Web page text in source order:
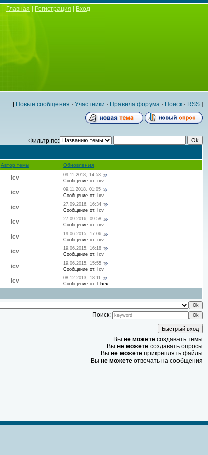
Главная Регистрация Вход
[ Новые сообщения · Участники · Правила форума · Поиск · RSS ]
Фильтр по:
Автор темы Обновления↓
icv
09.11.2018, 14:53
Сообщение от: icv
icv
09.11.2018, 01:05
Сообщение от: icv
icv
27.09.2016, 16:34
Сообщение от: icv
icv
27.09.2016, 09:58
Сообщение от: icv
icv
19.06.2015, 17:06
Сообщение от: icv
icv
19.06.2015, 16:18
Сообщение от: icv
icv
19.06.2015, 15:55
Сообщение от: icv
icv
08.12.2013, 18:11
Сообщение от: Lheu
Поиск:
Вы не можете создавать темы
Вы не можете создавать опросы
Вы не можете прикреплять файлы
Вы не можете отвечать на сообщения